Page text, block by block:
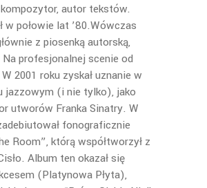
autor tekstów.
w połowie lat ’80.Wówczas
z piosenką autorską,
profesjonalnej scenie od
2001 roku zyskał uznanie w
jazzowym (i nie tylko), jako
utworów Franka Sinatry. W
fonograficznie
Room”, którą współtworzył z
Album ten okazał się
(Platynowa Płyta),